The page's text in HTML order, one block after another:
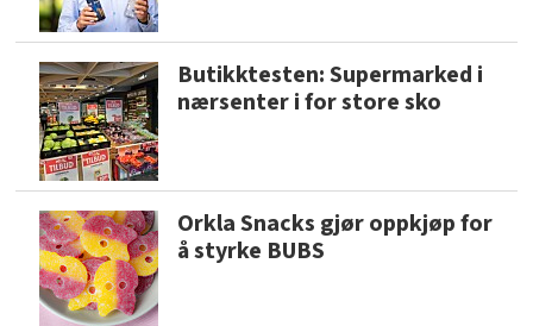
Butikktesten: Supermarked i
nærsenter i for store sko
Orkla Snacks gjør oppkjøp for
å styrke BUBS